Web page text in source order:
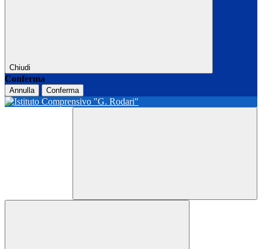
Chiudi
Conferma
Annulla Conferma